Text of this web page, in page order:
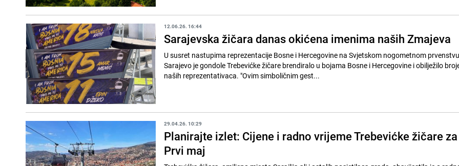
12.06.26. 16:44
Sarajevska žičara danas okićena imenima naših Zmajeva
U susret nastupima reprezentacije Bosne i Hercegovine na Svjetskom nogometnom
Sarajevo je gondole Trebevićke žičare brendiralo u bojama Bosne i Hercegovine i obilježilo
naših reprezentativaca. "Ovim simboličnim gest...
29.04.26. 10:29
Planirajte izlet: Cijene i radno vrijeme Trebevićke žičare za
Prvi maj